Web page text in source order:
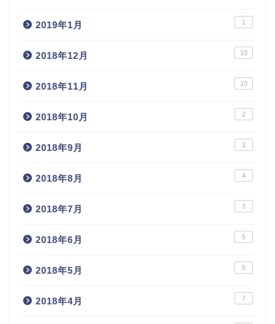
2019年1月 1
2018年12月 10
2018年11月 10
2018年10月 2
2018年9月 3
2018年8月 4
2018年7月 3
2018年6月 5
2018年5月 5
2018年4月 7